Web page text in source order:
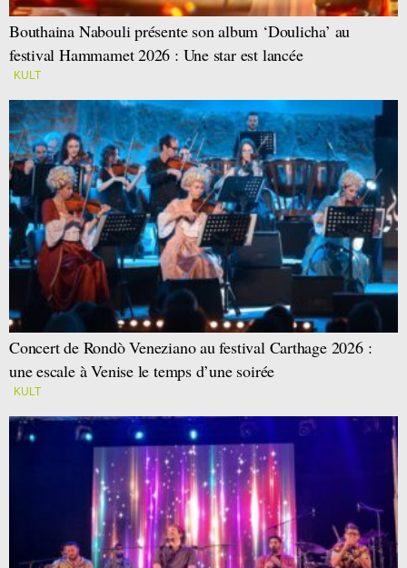
Bouthaina Nabouli présente son album ‘Doulicha’ au
festival Hammamet 2026 : Une star est lancée
KULT
Concert de Rondò Veneziano au festival Carthage 2026 :
une escale à Venise le temps d’une soirée
KULT